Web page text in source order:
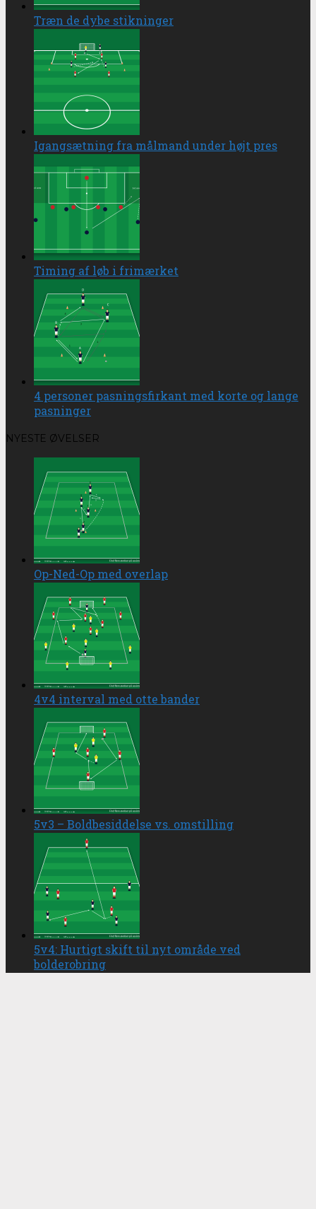
Træn de dybe stikninger
Igangsætning fra målmand under højt pres
Timing af løb i frimærket
4 personer pasningsfirkant med korte og lange
pasninger
NYESTE ØVELSER
Op-Ned-Op med overlap
4v4 interval med otte bander
5v3 – Boldbesiddelse vs. omstilling
5v4: Hurtigt skift til nyt område ved
bolderobring